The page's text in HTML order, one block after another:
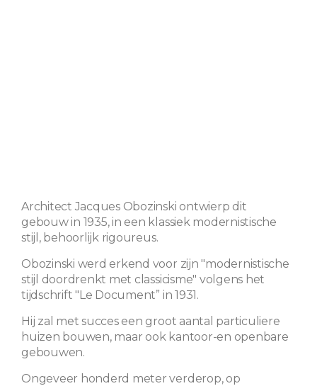
Architect Jacques Obozinski ontwierp dit
gebouw in 1935, in een klassiek modernistische
stijl, behoorlijk rigoureus.
Obozinski werd erkend voor zijn "modernistische
stijl doordrenkt met classicisme" volgens het
tijdschrift "Le Document” in 1931.
Hij zal met succes een groot aantal particuliere
huizen bouwen, maar ook kantoor-en openbare
gebouwen.
Ongeveer honderd meter verderop, op